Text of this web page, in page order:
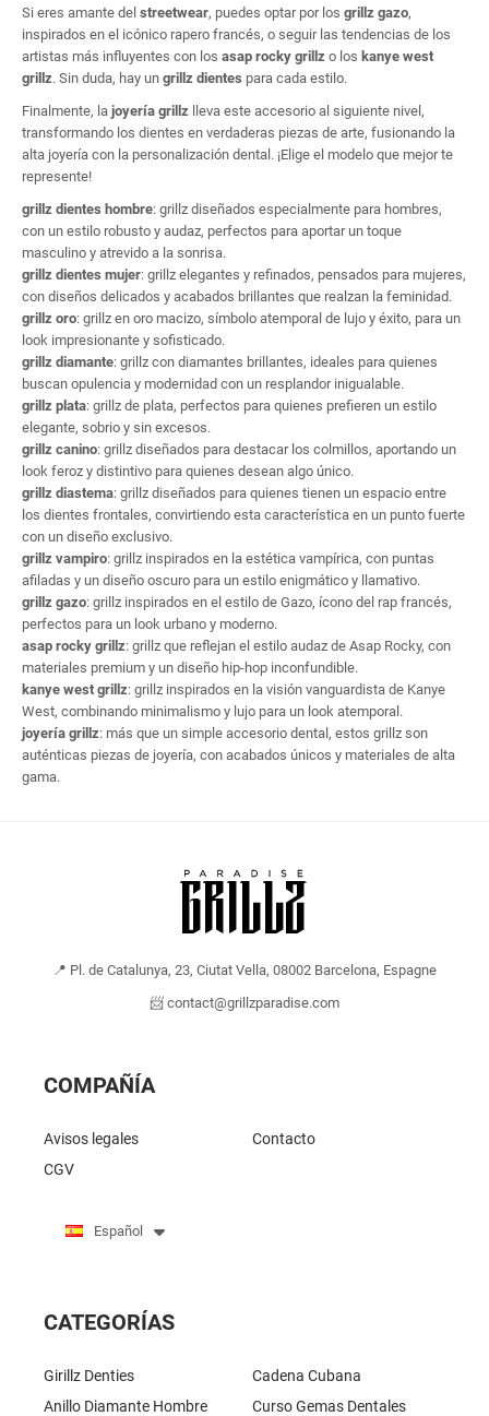
Si eres amante del streetwear, puedes optar por los grillz gazo,
inspirados en el icónico rapero francés, o seguir las tendencias de los
artistas más influyentes con los asap rocky grillz o los kanye west
grillz. Sin duda, hay un grillz dientes para cada estilo.
Finalmente, la joyería grillz lleva este accesorio al siguiente nivel,
transformando los dientes en verdaderas piezas de arte, fusionando la
alta joyería con la personalización dental. ¡Elige el modelo que mejor te
represente!
grillz dientes hombre: grillz diseñados especialmente para hombres,
con un estilo robusto y audaz, perfectos para aportar un toque
masculino y atrevido a la sonrisa.
grillz dientes mujer: grillz elegantes y refinados, pensados para mujeres,
con diseños delicados y acabados brillantes que realzan la feminidad.
grillz oro: grillz en oro macizo, símbolo atemporal de lujo y éxito, para un
look impresionante y sofisticado.
grillz diamante: grillz con diamantes brillantes, ideales para quienes
buscan opulencia y modernidad con un resplandor inigualable.
grillz plata: grillz de plata, perfectos para quienes prefieren un estilo
elegante, sobrio y sin excesos.
grillz canino: grillz diseñados para destacar los colmillos, aportando un
look feroz y distintivo para quienes desean algo único.
grillz diastema: grillz diseñados para quienes tienen un espacio entre
los dientes frontales, convirtiendo esta característica en un punto fuerte
con un diseño exclusivo.
grillz vampiro: grillz inspirados en la estética vampírica, con puntas
afiladas y un diseño oscuro para un estilo enigmático y llamativo.
grillz gazo: grillz inspirados en el estilo de Gazo, ícono del rap francés,
perfectos para un look urbano y moderno.
asap rocky grillz: grillz que reflejan el estilo audaz de Asap Rocky, con
materiales premium y un diseño hip-hop inconfundible.
kanye west grillz: grillz inspirados en la visión vanguardista de Kanye
West, combinando minimalismo y lujo para un look atemporal.
joyería grillz: más que un simple accesorio dental, estos grillz son
auténticas piezas de joyería, con acabados únicos y materiales de alta
gama.
📍 Pl. de Catalunya, 23, Ciutat Vella, 08002 Barcelona, Espagne
📨 contact@grillzparadise.com
COMPAÑÍA
Avisos legales
CGV
Contacto
Español
CATEGORÍAS
Girillz Denties
Anillo Diamante Hombre
Cadena Cubana
Curso Gemas Dentales